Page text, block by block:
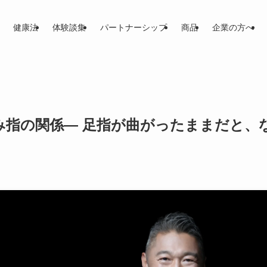
健康法 体験談集 パートナーシップ 商品 企業の方へ
指の関係― 足指が曲がったままだと、